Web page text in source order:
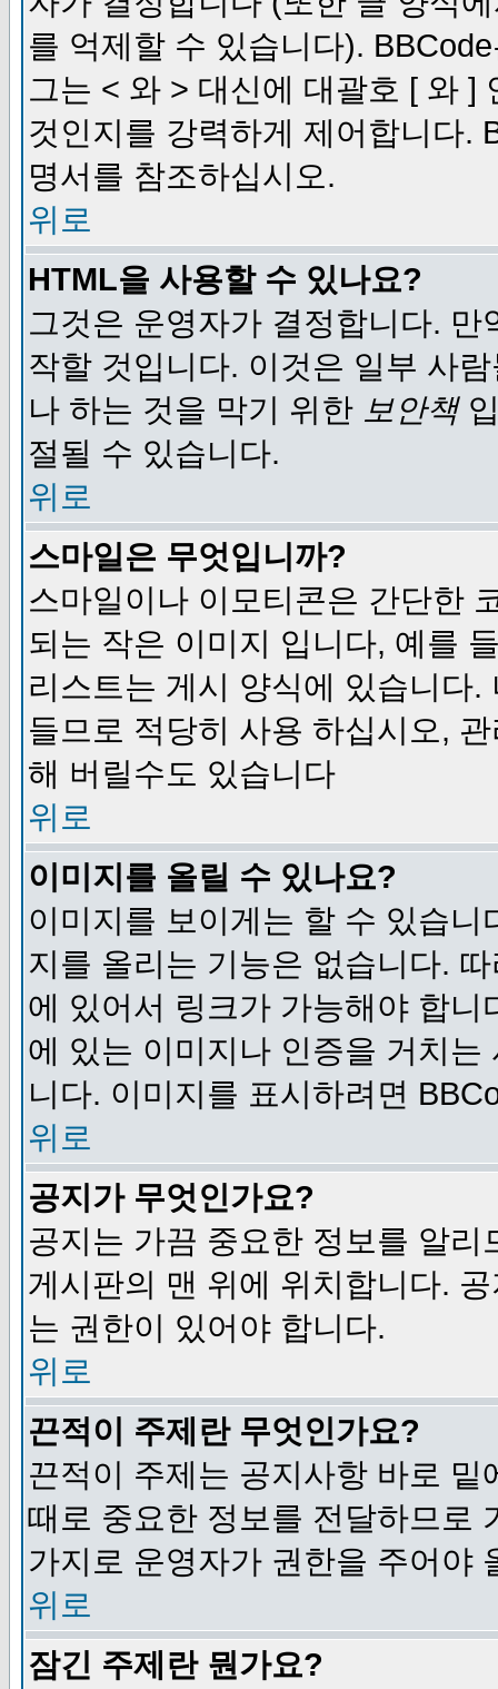
를 억제할 수 있습니다).
그는 < 와 > 대신에 대괄호 [ 와 ]
것인지를 강력하게 제어합니다.
명서를 참조하십시오.
위로
HTML을 사용할 수 있나요?
그것은 운영자가 결정합니다.
작할 것입니다. 이것은 일부 사
나 하는 것을 막기 위한 보안책
절될 수 있습니다.
위로
스마일은 무엇입니까?
스마일이나 이모티콘은 간단한
되는 작은 이미지 입니다, 예를
리스트는 게시 양식에 있습니다
들므로 적당히 사용 하십시오,
해 버릴수도 있습니다
위로
이미지를 올릴 수 있나요?
이미지를 보이게는 할 수 있습
지를 올리는 기능은 없습니다.
에 있어서 링크가 가능해야 합
에 있는 이미지나 인증을 거치
니다. 이미지를 표시하려면
위로
공지가 무엇인가요?
공지는 가끔 중요한 정보를 알
게시판의 맨 위에 위치합니다.
는 권한이 있어야 합니다.
위로
끈적이 주제란 무엇인가요?
끈적이 주제는 공지사항 바로
때로 중요한 정보를 전달하므로
가지로 운영자가 권한을 주어야
위로
잠긴 주제란 뭔가요?